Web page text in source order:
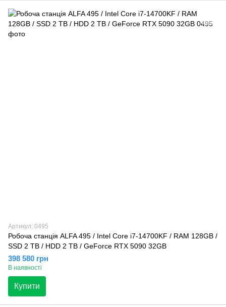
Артикул: 0495
Робоча станція ALFA 495 / Intel Core i7-14700KF / RAM 128GB /
SSD 2 TB / HDD 2 TB / GeForce RTX 5090 32GB
398 580 грн
В наявності
Купити